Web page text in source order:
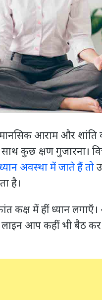
आराम और शांति
कुछ क्षण गुजारना।
अवस्था में जाते हैं तो
है।
में हीं ध्यान
आप कहीं भी बैठ